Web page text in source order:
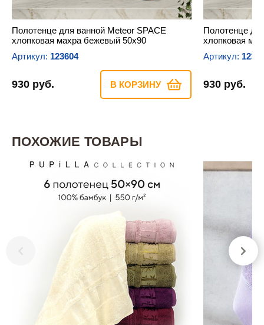
Полотенце для ванной Meteor SPACE
хлопковая махра бежевый 50х90
Артикул: 123604
930 руб. В КОРЗИНУ
Полотенце
хлопковая
Артикул:
930 руб.
ПОХОЖИЕ ТОВАРЫ